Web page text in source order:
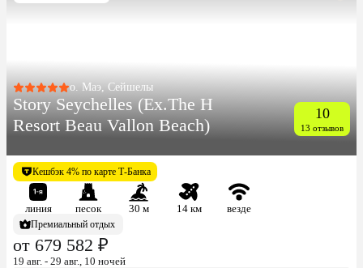
о. Маэ, Сейшелы
Story Seychelles (Ex.The H
Resort Beau Vallon Beach)
10
13 отзывов
Кешбэк 4% по карте Т-Банка
линия песок 30 м 14 км
везде
Премиальный отдых
от 679 582 ₽
19 авг. - 29 авг., 10 ночей